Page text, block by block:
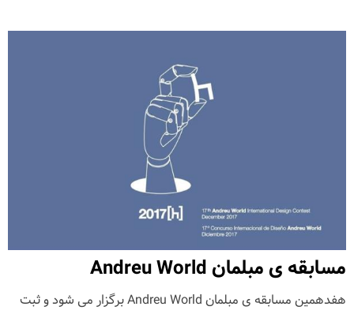
مسابقه ی مبلمان Andreu World
هفدهمین مسابقه ی مبلمان Andreu World برگزار می شود و ثبت